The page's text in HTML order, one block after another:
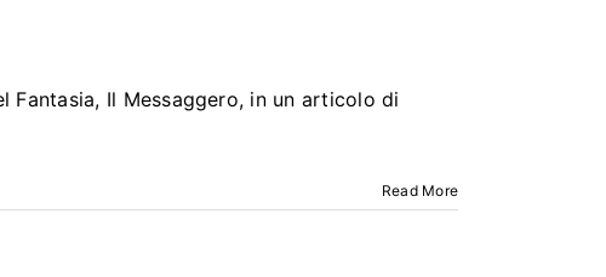
Fantasia, Il Messaggero, in un articolo di
Read More